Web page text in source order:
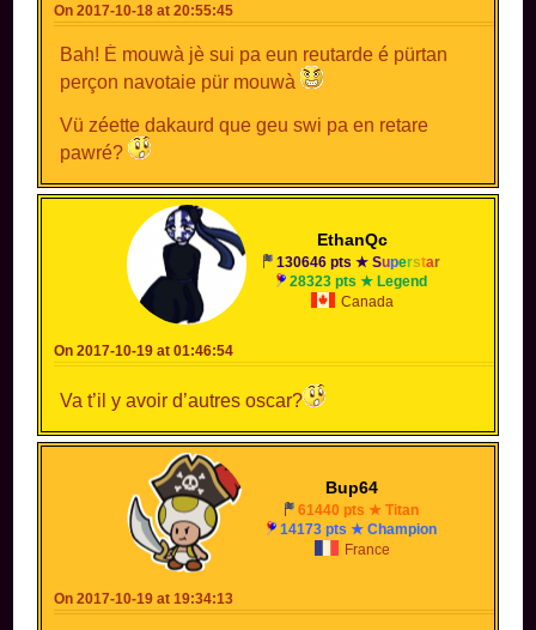
On 2017-10-18 at 20:55:45
Bah! É mouwà jè sui pa eun reutarde é pürtan
perçon navotaie pür mouwà
Vü zéette dakaurd que geu swi pa en retare
pawré?
EthanQc
130646 pts ★Superstar
28323 pts ★ Legend
Canada
On 2017-10-19 at 01:46:54
Va t’il y avoir d’autres oscar?
Bup64
61440 pts ★ Titan
14173 pts ★ Champion
France
On 2017-10-19 at 19:34:13